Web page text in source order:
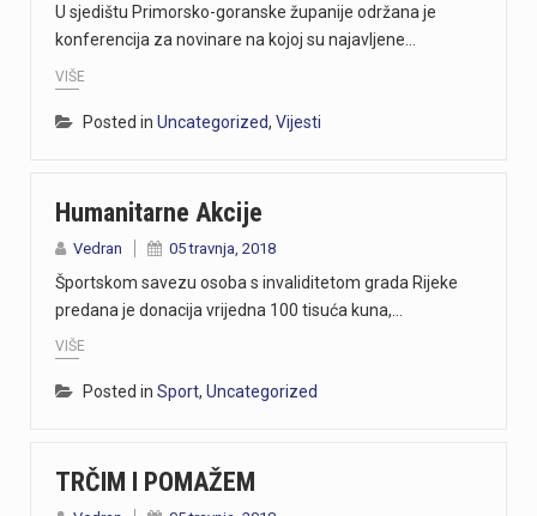
U sjedištu Primorsko-goranske županije održana je
konferencija za novinare na kojoj su najavljene…
VIŠE
Posted in Uncategorized, Vijesti
Humanitarne Akcije
Vedran 05 travnja, 2018
Športskom savezu osoba s invaliditetom grada Rijeke
predana je donacija vrijedna 100 tisuća kuna,…
VIŠE
Posted in Sport, Uncategorized
TRČIM I POMAŽEM